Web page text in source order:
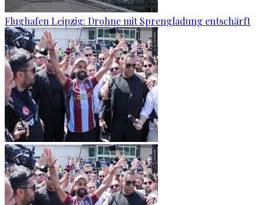
Flughafen Leipzig: Drohne mit Sprengladung entschärft